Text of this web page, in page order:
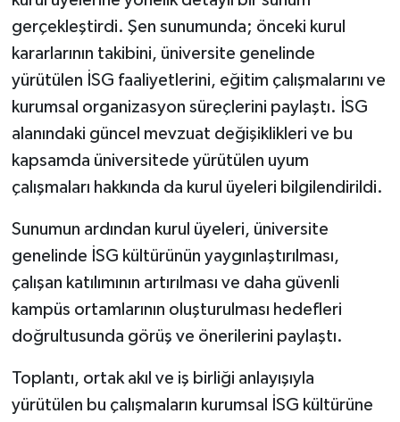
gerçekleştirdi. Şen sunumunda; önceki kurul
kararlarının takibini, üniversite genelinde
yürütülen İSG faaliyetlerini, eğitim çalışmalarını ve
kurumsal organizasyon süreçlerini paylaştı. İSG
alanındaki güncel mevzuat değişiklikleri ve bu
kapsamda üniversitede yürütülen uyum
çalışmaları hakkında da kurul üyeleri bilgilendirildi.
Sunumun ardından kurul üyeleri, üniversite
genelinde İSG kültürünün yaygınlaştırılması,
çalışan katılımının artırılması ve daha güvenli
kampüs ortamlarının oluşturulması hedefleri
doğrultusunda görüş ve önerilerini paylaştı.
Toplantı, ortak akıl ve iş birliği anlayışıyla
yürütülen bu çalışmaların kurumsal İSG kültürüne